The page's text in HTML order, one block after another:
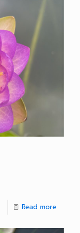
Read more